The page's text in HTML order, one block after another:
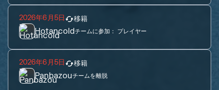
2026年6月5日 移籍
Hotancoldチームに参加： プレイヤー
2026年6月5日 移籍
Panbazouチームを離脱